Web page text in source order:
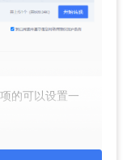
的可以设置一